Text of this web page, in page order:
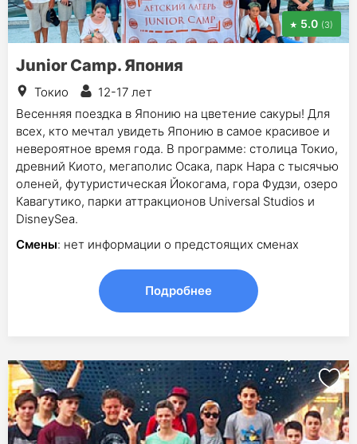
5.0 (3)
Junior Camp. Япония
Токио
12-17 лет
Весенняя поездка в Японию на цветение сакуры! Для
всех, кто мечтал увидеть Японию в самое красивое и
невероятное время года. В программе: столица Токио,
древний Киото, мегаполис Осака, парк Нара с тысячью
оленей, футуристическая Йокогама, гора Фудзи, озеро
Кавагутико, парки аттракционов Universal Studios и
DisneySea.
Смены: нет информации о предстоящих сменах
Подробнее